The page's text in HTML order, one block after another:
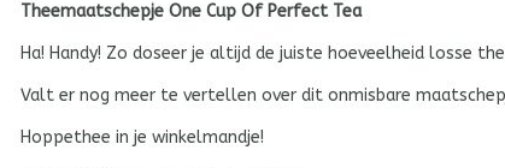
Theemaatschepje One Cup Of Perfect Tea
Ha! Handy! Zo doseer je altijd de juiste hoeveelheid losse
Valt er nog meer te vertellen over dit onmisbare
Hoppethee in je winkelmandje!